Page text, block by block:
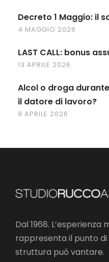
Decreto 1 Maggio: il
4 MAGGIO 2026
LAST CALL: bonus
13 APRILE 2026
Alcol o droga
il datore di lavoro?
9 APRILE 2026
Dal 1968.
rappresenta il punto
struttura può vantare.